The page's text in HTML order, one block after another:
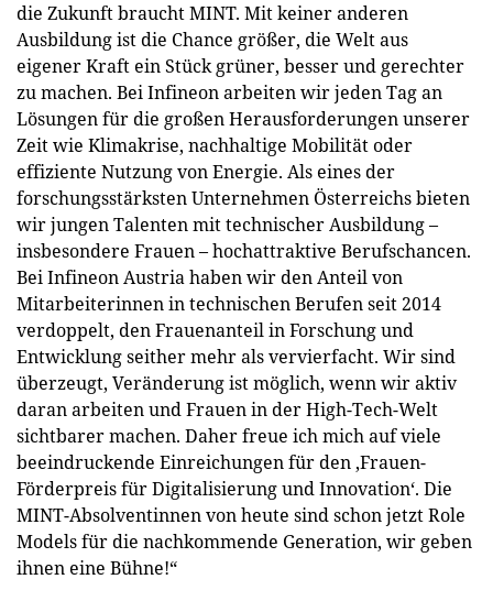
die Zukunft braucht MINT. Mit keiner anderen
Ausbildung ist die Chance größer, die Welt aus
eigener Kraft ein Stück grüner, besser und gerechter
zu machen. Bei Infineon arbeiten wir jeden Tag an
Lösungen für die großen Herausforderungen unserer
Zeit wie Klimakrise, nachhaltige Mobilität oder
effiziente Nutzung von Energie. Als eines der
forschungsstärksten Unternehmen Österreichs bieten
wir jungen Talenten mit technischer Ausbildung –
insbesondere Frauen – hochattraktive Berufschancen.
Bei Infineon Austria haben wir den Anteil von
Mitarbeiterinnen in technischen Berufen seit 2014
verdoppelt, den Frauenanteil in Forschung und
Entwicklung seither mehr als vervierfacht. Wir sind
überzeugt, Veränderung ist möglich, wenn wir aktiv
daran arbeiten und Frauen in der High-Tech-Welt
sichtbarer machen. Daher freue ich mich auf viele
beeindruckende Einreichungen für den ‚Frauen-
Förderpreis für Digitalisierung und Innovation‘. Die
MINT-Absolventinnen von heute sind schon jetzt Role
Models für die nachkommende Generation, wir geben
ihnen eine Bühne!“